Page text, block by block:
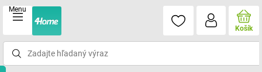
Menu
Košík